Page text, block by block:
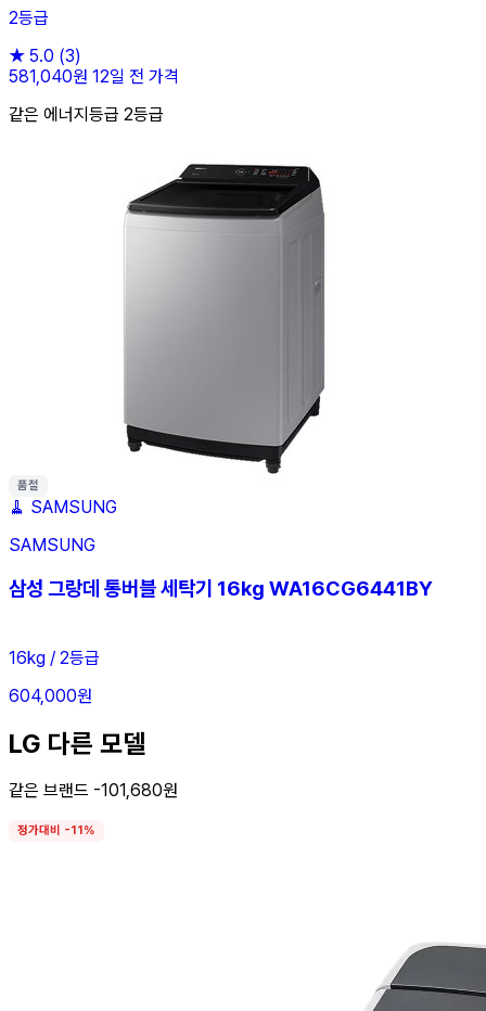
2등급
★ 5.0 (3)
581,040원 12일 전 가격
같은 에너지등급 2등급
품절
🧹 SAMSUNG
SAMSUNG
삼성 그랑데 통버블 세탁기 16kg WA16CG6441BY
16kg / 2등급
604,000원
LG 다른 모델
같은 브랜드 -101,680원
정가대비 -11%